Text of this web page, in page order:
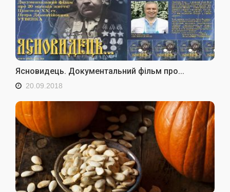
Ясновидець. Документальний фiльм про...
20.09.2018